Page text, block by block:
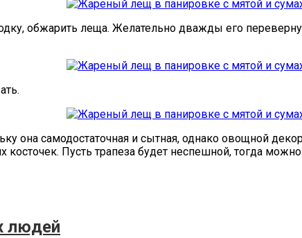
обжарить леща. Желательно дважды его
она самодостаточная и сытная, однако овощной
Пусть трапеза будет неспешной, тогда
людей